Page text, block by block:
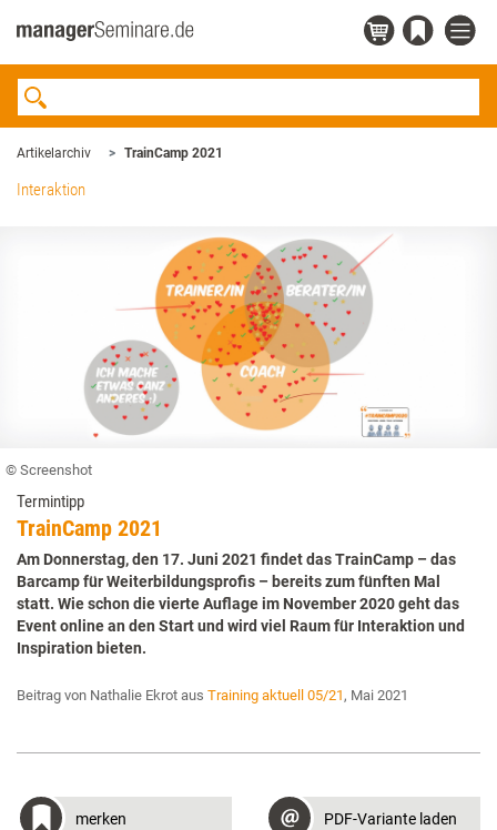
Artikelarchiv TrainCamp 2021
Interaktion
© Screenshot
Termintipp
TrainCamp 2021
Am Donnerstag, den 17. Juni 2021 findet das TrainCamp – das
Barcamp für Weiterbildungsprofis – bereits zum fünften Mal
statt. Wie schon die vierte Auflage im November 2020 geht das
Event online an den Start und wird viel Raum für Interaktion und
Inspiration bieten.
Beitrag von Nathalie Ekrot aus Training aktuell 05/21, Mai 2021
merken PDF-Variante laden